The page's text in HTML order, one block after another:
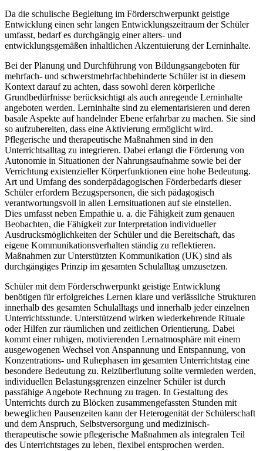
Da die schulische Begleitung im Förderschwerpunkt geistige
Entwicklung einen sehr langen Entwicklungszeitraum der Schüler
umfasst, bedarf es durchgängig einer alters- und
entwicklungsgemäßen inhaltlichen Akzentuierung der Lerninhalte.
Bei der Planung und Durchführung von Bildungsangeboten für
mehrfach- und schwerstmehrfachbehinderte Schüler ist in diesem
Kontext darauf zu achten, dass sowohl deren körperliche
Grundbedürfnisse berücksichtigt als auch anregende Lerninhalte
angeboten werden. Lerninhalte sind zu elementarisieren und deren
basale Aspekte auf handelnder Ebene erfahrbar zu machen. Sie sind
so aufzubereiten, dass eine Aktivierung ermöglicht wird.
Pflegerische und therapeutische Maßnahmen sind in den
Unterrichtsalltag zu integrieren. Dabei erlangt die Förderung von
Autonomie in Situationen der Nahrungsaufnahme sowie bei der
Verrichtung existenzieller Körperfunktionen eine hohe Bedeutung.
Art und Umfang des sonderpädagogischen Förderbedarfs dieser
Schüler erfordern Bezugspersonen, die sich pädagogisch
verantwortungsvoll in allen Lernsituationen auf sie einstellen.
Dies umfasst neben Empathie u. a. die Fähigkeit zum genauen
Beobachten, die Fähigkeit zur Interpretation individueller
Ausdrucksmöglichkeiten der Schüler und die Bereitschaft, das
eigene Kommunikationsverhalten ständig zu reflektieren.
Maßnahmen zur Unterstützten Kommunikation (UK) sind als
durchgängiges Prinzip im gesamten Schulalltag umzusetzen.
Schüler mit dem Förderschwerpunkt geistige Entwicklung
benötigen für erfolgreiches Lernen klare und verlässliche Strukturen
innerhalb des gesamten Schulalltags und innerhalb jeder einzelnen
Unterrichtsstunde. Unterstützend wirken wiederkehrende Rituale
oder Hilfen zur räumlichen und zeitlichen Orientierung. Dabei
kommt einer ruhigen, motivierenden Lernatmosphäre mit einem
ausgewogenen Wechsel von Anspannung und Entspannung, von
Konzentrations- und Ruhephasen im gesamten Unterrichtstag eine
besondere Bedeutung zu. Reizüberflutung sollte vermieden werden,
individuellen Belastungsgrenzen einzelner Schüler ist durch
passfähige Angebote Rechnung zu tragen. In Gestaltung des
Unterrichts durch zu Blöcken zusammengefassten Stunden mit
beweglichen Pausenzeiten kann der Heterogenität der Schülerschaft
und dem Anspruch, Selbstversorgung und medizinisch-
therapeutische sowie pflegerische Maßnahmen als integralen Teil
des Unterrichtstages zu leben, flexibel entsprochen werden.